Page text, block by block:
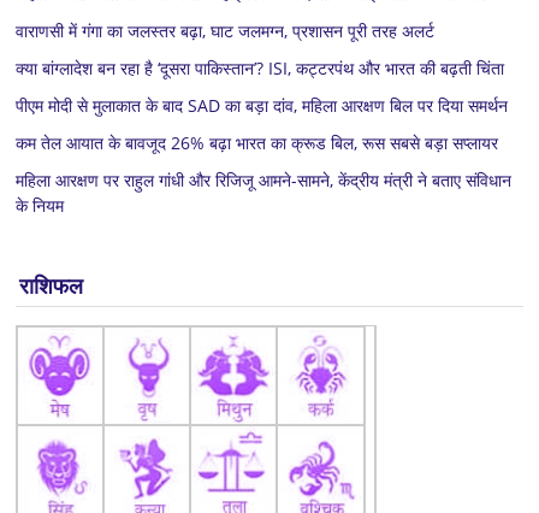
वाराणसी में गंगा का जलस्तर बढ़ा, घाट जलमग्न, प्रशासन पूरी तरह अलर्ट
क्या बांग्लादेश बन रहा है ‘दूसरा पाकिस्तान’? ISI, कट्टरपंथ और भारत की बढ़ती चिंता
पीएम मोदी से मुलाकात के बाद SAD का बड़ा दांव, महिला आरक्षण बिल पर दिया समर्थन
कम तेल आयात के बावजूद 26% बढ़ा भारत का क्रूड बिल, रूस सबसे बड़ा सप्लायर
महिला आरक्षण पर राहुल गांधी और रिजिजू आमने-सामने, केंद्रीय मंत्री ने बताए संविधान
के नियम
राशिफल